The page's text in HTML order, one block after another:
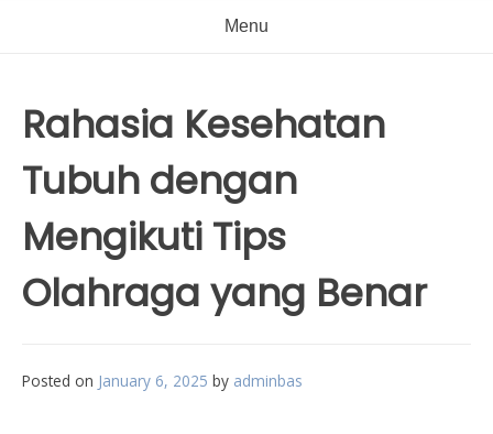
Menu
Rahasia Kesehatan
Tubuh dengan
Mengikuti Tips
Olahraga yang Benar
Posted on January 6, 2025 by adminbas